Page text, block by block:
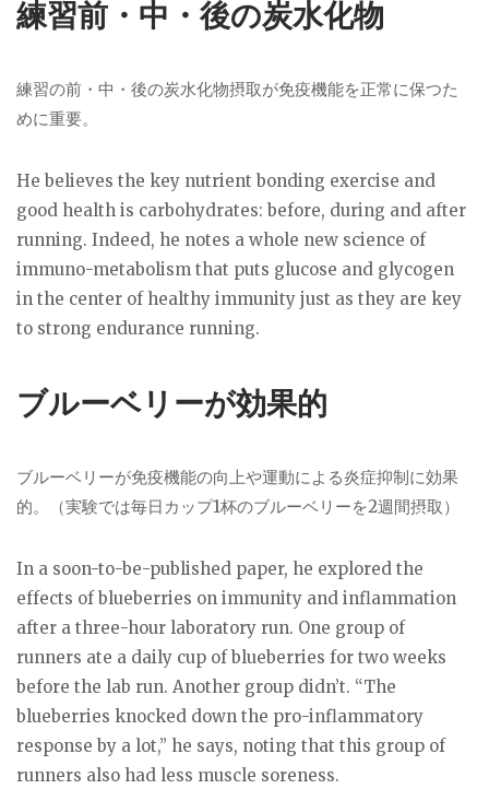
練習前・中・後の炭水化物
練習の前・中・後の炭水化物摂取が免疫機能を正常に保つた
めに重要。
He believes the key nutrient bonding exercise and
good health is carbohydrates: before, during and after
running. Indeed, he notes a whole new science of
immuno-metabolism that puts glucose and glycogen
in the center of healthy immunity just as they are key
to strong endurance running.
ブルーベリーが効果的
ブルーベリーが免疫機能の向上や運動による炎症抑制に効果
的。（実験では毎日カップ1杯のブルーベリーを2週間摂取）
In a soon-to-be-published paper, he explored the
effects of blueberries on immunity and inflammation
after a three-hour laboratory run. One group of
runners ate a daily cup of blueberries for two weeks
before the lab run. Another group didn’t. “The
blueberries knocked down the pro-inflammatory
response by a lot,” he says, noting that this group of
runners also had less muscle soreness.